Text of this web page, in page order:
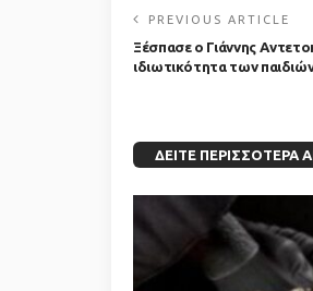
PREVIOUS ARTICLE
Ξέσπασε ο Γιάννης
ιδιωτικότητα των
ΔΕΊΤΕ ΠΕΡΙΣΣΌΤΕΡΑ